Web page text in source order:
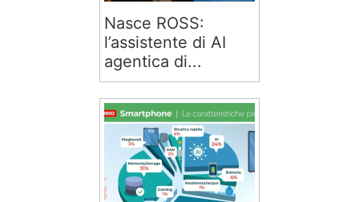
Nasce ROSS:
l’assistente di AI
agentica di...